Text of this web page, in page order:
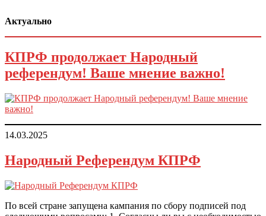
Актуально
КПРФ продолжает Народный
референдум! Ваше мнение важно!
14.03.2025
Народный Референдум КПРФ
По всей стране запущена кампания по сбору подписей под